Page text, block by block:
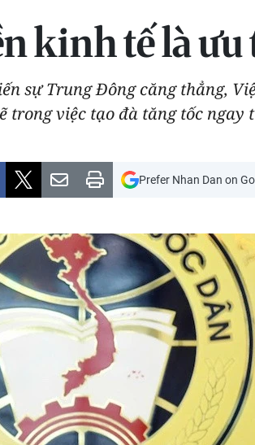
kinh tế là
sự Trung Đông căng thẳng,
việc tạo đà tăng tốc
Prefer Nhan Dan on